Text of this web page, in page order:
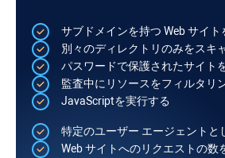
サブドメインを持つ Web サイト
別々のディレクトリのみをスキ
パスワードで保護されたサイト
監査中にリソースをフィルタリ
JavaScriptを実行する
特定のユーザー エージェントと
Web サイトへのリクエストの数